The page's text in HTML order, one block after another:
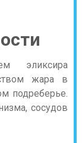
эликсира
жара в
подреберье.
сосудов